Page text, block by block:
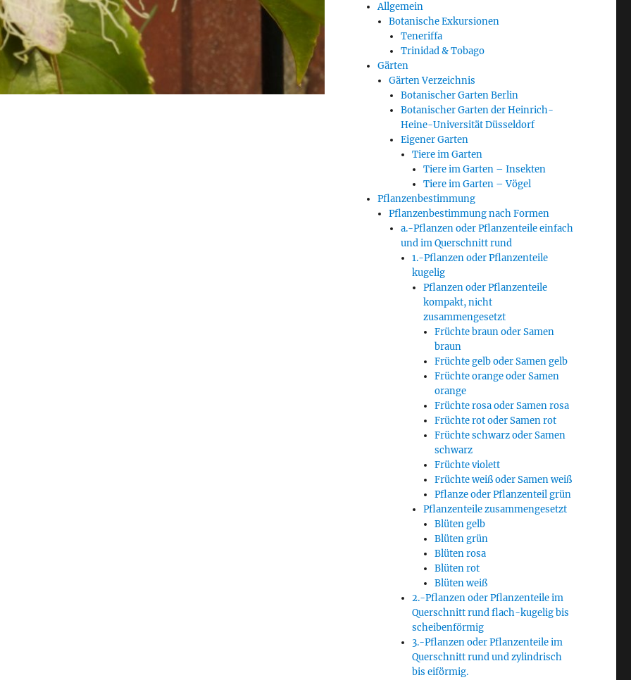
Allgemein
Botanische Exkursionen
Teneriffa
Trinidad & Tobago
Gärten
Gärten Verzeichnis
Botanischer Garten Berlin
Botanischer Garten der Heinrich-
Heine-Universität Düsseldorf
Eigener Garten
Tiere im Garten
Tiere im Garten – Insekten
Tiere im Garten – Vögel
Pflanzenbestimmung
Pflanzenbestimmung nach Formen
a.-Pflanzen oder Pflanzenteile einfach
und im Querschnitt rund
1.-Pflanzen oder Pflanzenteile
kugelig
Pflanzen oder Pflanzenteile
kompakt, nicht
zusammengesetzt
Früchte braun oder Samen
braun
Früchte gelb oder Samen gelb
Früchte orange oder Samen
orange
Früchte rosa oder Samen rosa
Früchte rot oder Samen rot
Früchte schwarz oder Samen
schwarz
Früchte violett
Früchte weiß oder Samen weiß
Pflanze oder Pflanzenteil grün
Pflanzenteile zusammengesetzt
Blüten gelb
Blüten grün
Blüten rosa
Blüten rot
Blüten weiß
2.-Pflanzen oder Pflanzenteile im
Querschnitt rund flach-kugelig bis
scheibenförmig
3.-Pflanzen oder Pflanzenteile im
Querschnitt rund und zylindrisch
bis eiförmig.